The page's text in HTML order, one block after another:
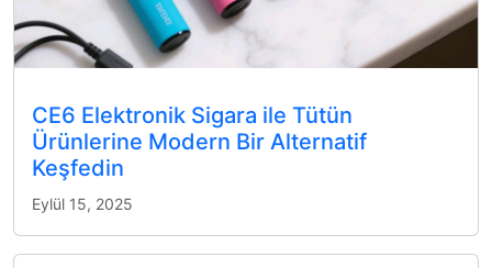
CE6 Elektronik Sigara ile Tütün
Ürünlerine Modern Bir Alternatif
Keşfedin
Eylül 15, 2025